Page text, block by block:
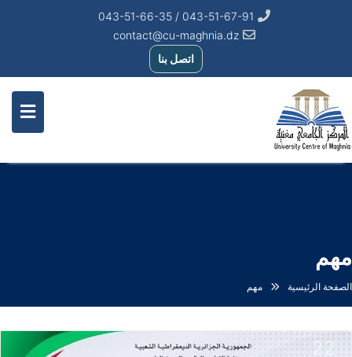
043-51-67-91 / 043-51-66-35
contact@cu-maghnia.dz
اتصل بنا
مهم
الصفحة الرئيسية مهم
22